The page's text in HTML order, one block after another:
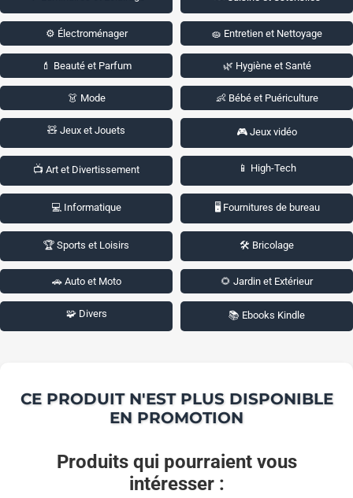
⚙️ Électroménager 🧽 Entretien et Nettoyage
💄 Beauté et Parfum 🌿 Hygiène et Santé
👗 Mode 👶 Bébé et Puériculture
🧸 Jeux et Jouets 🎮 Jeux vidéo
📺 Art et Divertissement 📱 High-Tech
💻 Informatique 🖥️ Fournitures de bureau
🏆 Sports et Loisirs 🛠️ Bricolage
🚗 Auto et Moto 🌻 Jardin et Extérieur
🧩 Divers 📚 Ebooks Kindle
CE PRODUIT N'EST PLUS DISPONIBLE
EN PROMOTION
Produits qui pourraient vous
intéresser :